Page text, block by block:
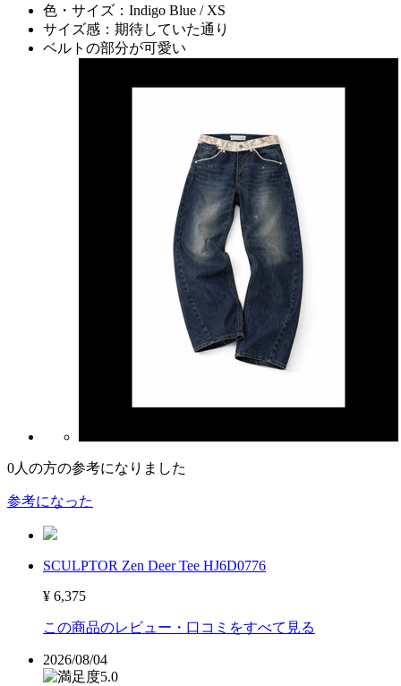
色・サイズ： Indigo Blue / XS
サイズ感： 期待していた通り
ベルトの部分が可愛い
0人の方の参考になりました
参考になった
SCULPTOR Zen Deer Tee HJ6D0776
¥ 6,375
この商品のレビュー・口コミをすべて見る
2026/08/04
5.0